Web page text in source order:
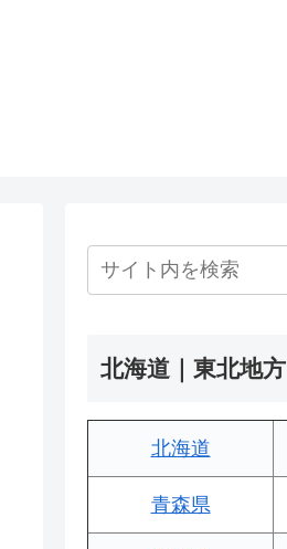
北海道｜東北地方
北海道
青森県